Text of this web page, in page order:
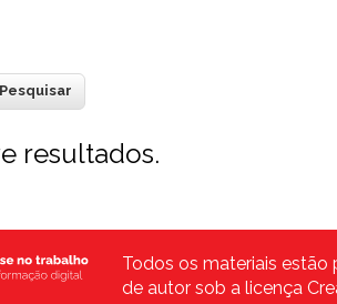
resultados.
Todos os materiais
de autor sob a licença